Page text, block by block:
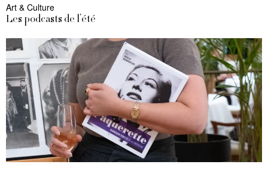
Art & Culture
Les podcasts de l’été